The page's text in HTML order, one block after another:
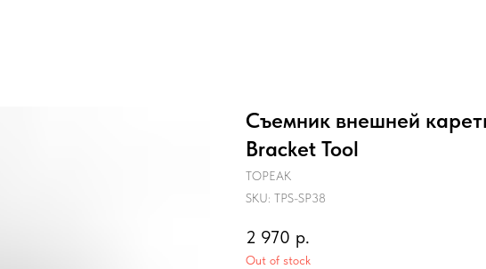
Съемник внешней
Bracket Tool
TOPEAK
SKU: TPS-SP38
2 970 р.
Out of stock